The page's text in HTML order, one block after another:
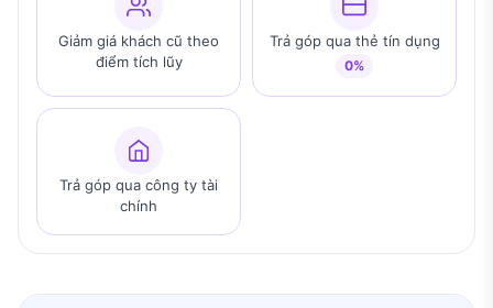
Giảm giá khách cũ theo
điểm tích lũy
Trả góp qua thẻ tín dụng
0%
Trả góp qua công ty tài
chính